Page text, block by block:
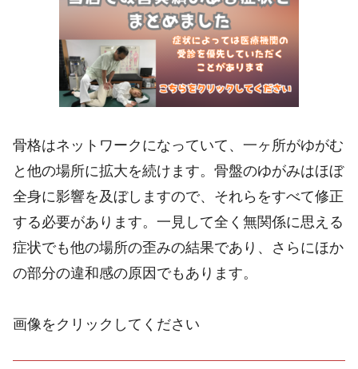
骨格はネットワークになっていて、一ヶ所がゆがむ
と他の場所に拡大を続けます。骨盤のゆがみはほぼ
全身に影響を及ぼしますので、それらをすべて修正
する必要があります。一見して全く無関係に思える
症状でも他の場所の歪みの結果であり、さらにほか
の部分の違和感の原因でもあります。
画像をクリックしてください